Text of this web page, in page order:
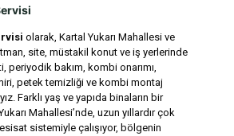
olarak, Kartal Yukarı Mahallesi ve
site, müstakil konut ve iş yerlerinde
periyodik bakım, kombi onarımı,
petek temizliği ve kombi montaj
Farklı yaş ve yapıda binaların bir
Mahallesi’nde, uzun yıllardır çok
sistemiyle çalışıyor, bölgenin